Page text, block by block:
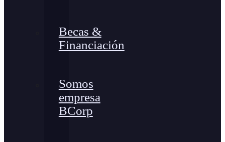
Becas &
Financiación
Somos
empresa
BCorp